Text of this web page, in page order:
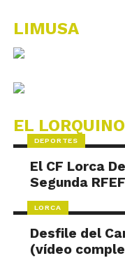
LIMUSA
EL
DEPORTES
El CF Lorca
Segunda RFEF
LORCA
Desfile del
(vídeo